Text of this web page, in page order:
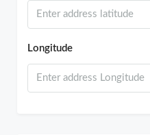
Longitude